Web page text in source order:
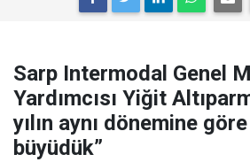
Sarp Intermodal Genel
Yardımcısı Yiğit
yılın aynı dönemine
büyüdük”